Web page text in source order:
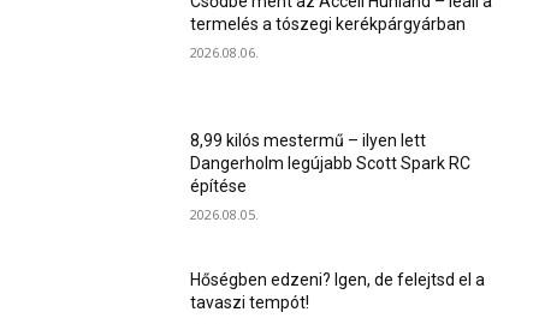
termelés a tószegi kerékpárgyárban
2026.08.06.
8,99 kilós mestermű – ilyen lett
Dangerholm legújabb Scott Spark RC
építése
2026.08.05.
Hőségben edzeni? Igen, de felejtsd el a
tavaszi tempót!